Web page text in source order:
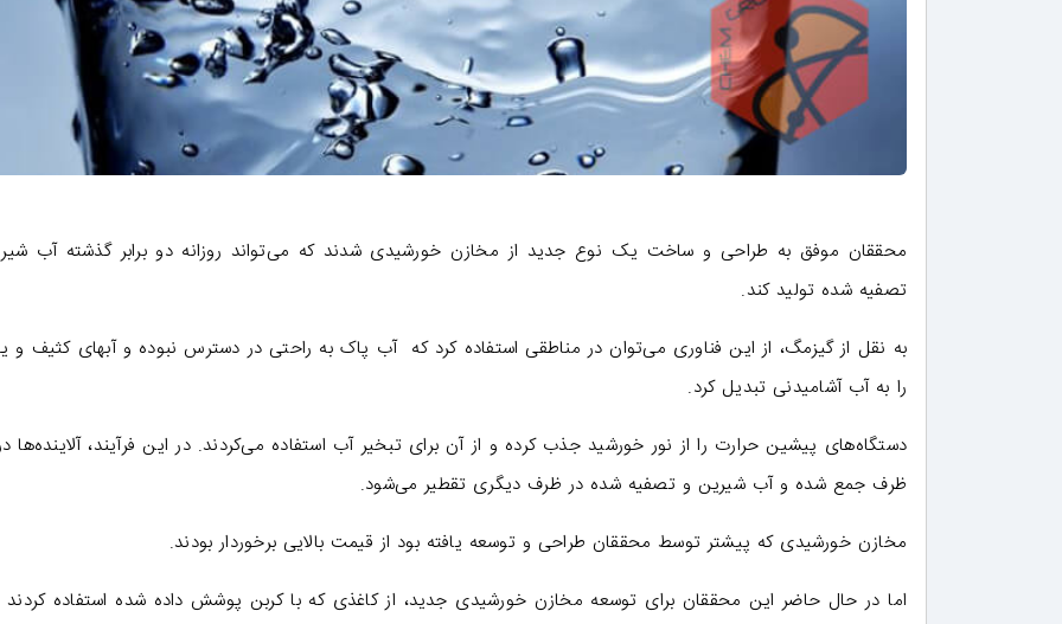
محققان موفق به طراحی و ساخت یک نوع جدید از مخازن خورشیدی شدند که می‌تواند روزانه دو برابر گذشته آب
تصفیه شده تولید کند.
به نقل از گیزمگ، از این فناوری می‌توان در مناطقی استفاده کرد که آب پاک به راحتی در دسترس نبوده و آبهای کثیف و
را به آب آشامیدنی تبدیل کرد.
دستگاه‌های پیشین حرارت را از نور خورشید جذب کرده و از آن برای تبخیر آب استفاده می‌کردند. در این فرآیند، آلاینده‌ها
ظرف جمع شده و آب شیرین و تصفیه شده در ظرف دیگری تقطیر می‌شود.
مخازن خورشیدی که پیشتر توسط محققان طراحی و توسعه یافته بود از قیمت بالایی برخوردار بودند.
اما در حال حاضر این محققان برای توسعه مخازن خورشیدی جدید، از کاغذی که با کربن پوشش داده شده استفاده کردند